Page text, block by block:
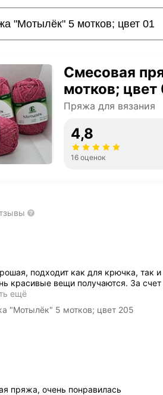
Смесовая
мотков; цвет
Пряжа для вязания
4,8
16 оценок
подходит как для крючка, так
красивые вещи получаются. За
ещё
"Мотылёк" 5 мотков; цвет 205
пряжа, очень понравилась